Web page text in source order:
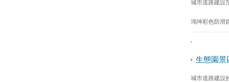
城市道路建設
鴻坤彩色防滑
生態園景
城市道路建設